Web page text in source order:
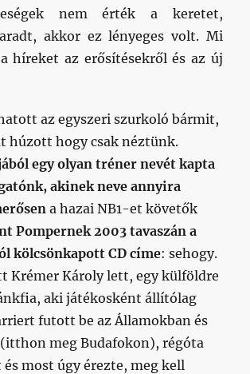
nem érték a keretet,
akkor ez lényeges volt. Mi
híreket az erősítésekről és az új
az egyszeri szurkoló bármit,
húzott hogy csak néztünk.
egy olyan tréner nevét kapta
akinek neve annyira
a hazai NB1-et követők
Pompernek 2003 tavaszán a
kölcsönkapott CD címe: sehogy.
Krémer Károly lett, egy külföldre
aki játékosként állítólag
futott be az Államokban és
meg Budafokon), régóta
most úgy érezte, meg kell